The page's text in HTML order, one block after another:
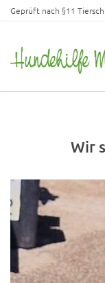
Geprüft nach §11
Wir